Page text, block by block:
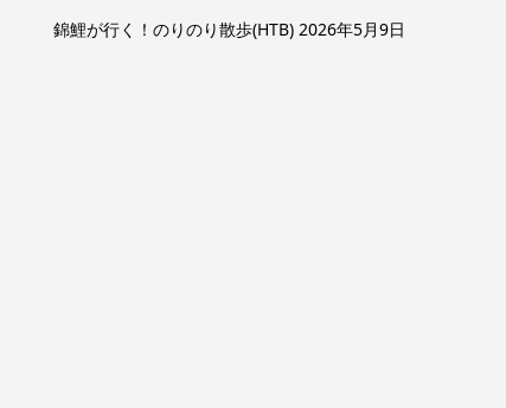
錦鯉が行く！のりのり散歩(HTB) 2026年5月9日